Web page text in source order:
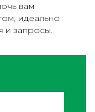
вам
идеально
и запросы.